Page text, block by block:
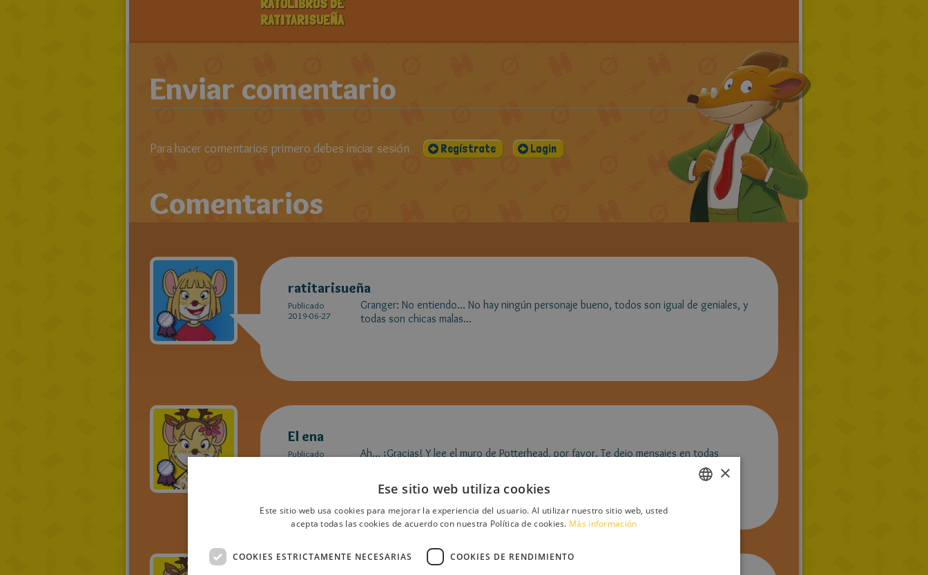
RATOLIBROS DE
RATITARISUEÑA
Enviar comentario
Para hacer comentarios primero debes iniciar sesión Regístrate Login
Comentarios
ratitarisueña
Publicado
2019-06-27
Granger: No entiendo... No hay ningún personaje bueno, todos son igual de geniales, y
todas son chicas malas...
El ena
Publicado
Ah... ¡Gracias! Y lee el muro de Potterhead, por favor. Te dejo mensajes en todas
×
Ese sitio web utiliza cookies
Este sitio web usa cookies para mejorar la experiencia del usuario. Al utilizar nuestro sitio web, usted
acepta todas las cookies de acuerdo con nuestra Política de cookies. Más información
COOKIES ESTRICTAMENTE NECESARIAS COOKIES DE RENDIMIENTO